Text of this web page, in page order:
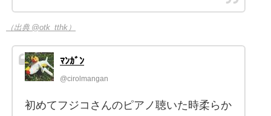
（出典 @otk_tthk）
ﾏﾝｶﾞﾝ
@cirolmangan
初めてフジコさんのピアノ聴いた時柔らか